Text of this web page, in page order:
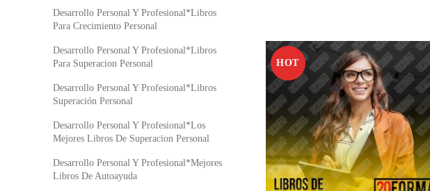
HOT
Desarrollo Personal Y Profesional*Libros
Para Crecimiento Personal
Desarrollo Personal Y Profesional*Libros
Para Superacion Personal
Desarrollo Personal Y Profesional*Libros
Superación Personal
Desarrollo Personal Y Profesional*Los
Mejores Libros De Superacion Personal
Desarrollo Personal Y Profesional*Mejores
Libros De Autoayuda